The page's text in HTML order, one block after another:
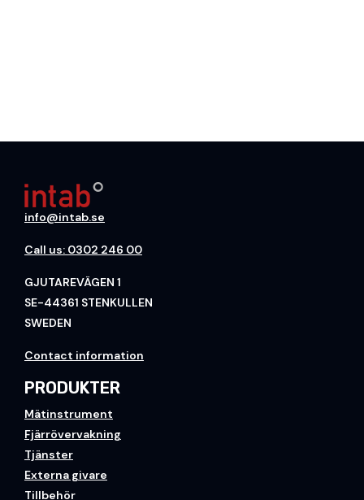
info@intab.se
Call us: 0302 246 00
GJUTAREVÄGEN 1
SE-44361 STENKULLEN
SWEDEN
Contact information
PRODUKTER
Mätinstrument
Fjärrövervakning
Tjänster
Externa givare
Tillbehör